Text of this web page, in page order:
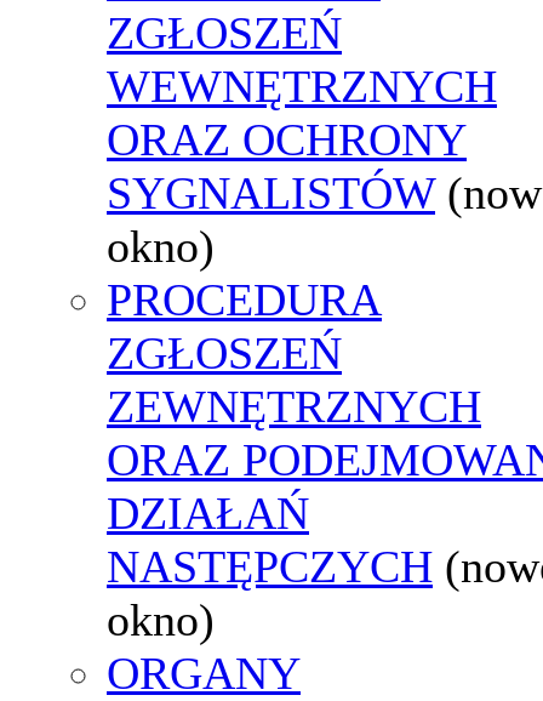
ZGŁOSZEŃ
WEWNĘTRZNYCH
ORAZ OCHRONY
SYGNALISTÓW
okno)
PROCEDURA
ZGŁOSZEŃ
ZEWNĘTRZNYCH
ORAZ
DZIAŁAŃ
NASTĘPCZYCH
okno)
ORGANY